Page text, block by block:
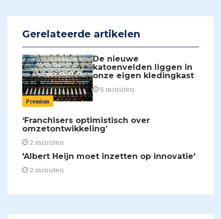
Gerelateerde artikelen
Premium
De nieuwe
katoenvelden liggen in
onze eigen kledingkast
6 minuten
‘Franchisers optimistisch over
omzetontwikkeling’
2 minuten
'Albert Heijn moet inzetten op innovatie'
2 minuten